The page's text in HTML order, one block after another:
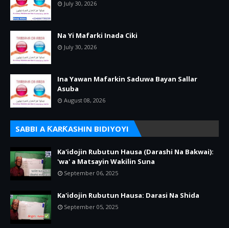
July 30, 2026
Na Yi Mafarki Inada Ciki
July 30, 2026
Ina Yawan Mafarkin Saduwa Bayan Sallar
Asuba
August 08, 2026
SABBI A ƘARƘASHIN BIDIYOYI
Ka'idojin Rubutun Hausa (Darashi Na Bakwai):
'wa' a Matsayin Wakilin Suna
September 06, 2025
Ka'idojin Rubutun Hausa: Darasi Na Shida
September 05, 2025